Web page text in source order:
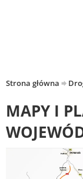
Strona główna
MAPY I